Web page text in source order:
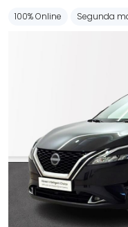
Año
100% Online Segunda